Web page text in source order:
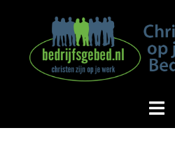
inhoud